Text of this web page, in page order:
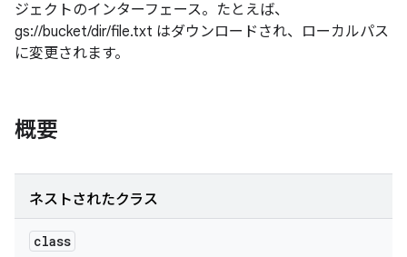
ジェクトのインターフェース。たとえば、
gs://bucket/dir/file.txt はダウンロードされ、ローカルパス
に変更されます。
概要
ネストされたクラス
class